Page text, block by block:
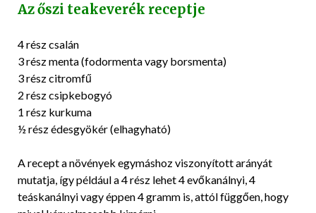
Az őszi teakeverék receptje
4 rész csalán
3 rész menta (fodormenta vagy borsmenta)
3 rész citromfű
2 rész csipkebogyó
1 rész kurkuma
½ rész édesgyökér (elhagyható)
A recept a növények egymáshoz viszonyított arányát
mutatja, így például a 4 rész lehet 4 evőkanálnyi, 4
teáskanálnyi vagy éppen 4 gramm is, attól függően, hogy